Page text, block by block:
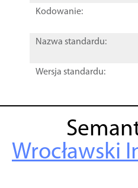
Kodowanie:
Nazwa standardu:
Wersja standardu:
Wrocławski